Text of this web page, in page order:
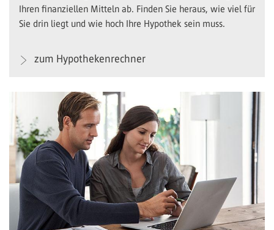
Ihren finanziellen Mitteln ab. Finden Sie heraus, wie viel für
Sie drin liegt und wie hoch Ihre Hypothek sein muss.
zum Hypothekenrechner